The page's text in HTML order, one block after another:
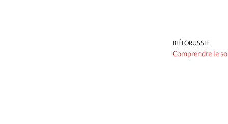
BIÉLORUSSIE
Comprendre le